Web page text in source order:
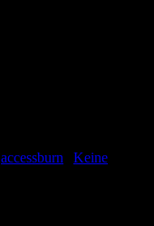
accessburn
Keine